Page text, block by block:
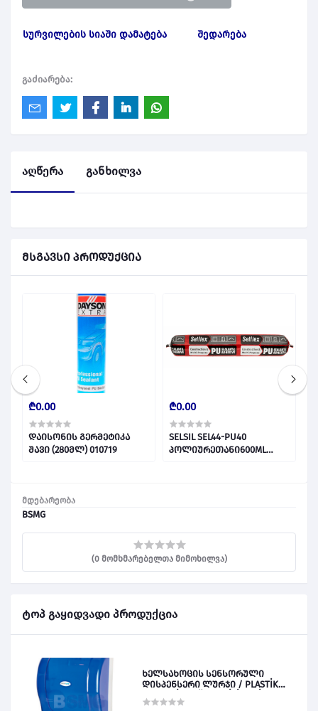
სურვილების სიაში დამატება შედარება
გაძიარება:
მდებარეობა
BSMG
(0 მომხმარებელთა მიმოხილვა)
ტოპ გაყიდვადი პროდუქცია
ხელსახოცის სენსორული
დისპენსერი ლურჯი / PLASTİK
აღწერა განხილვა
მსგავსი პროდუქცია
₾0.00
დაისონის გერმეტიკა
შავი (280მლ) 010719
₾0.00
SELSIL SEL44-PU40
პოლიურეთანი600ML